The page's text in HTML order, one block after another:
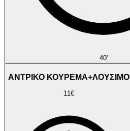
40'
ΑΝΤΡΙΚΟ ΚΟΥΡΕΜΑ+ΛΟΥΣΙΜΟ
11€